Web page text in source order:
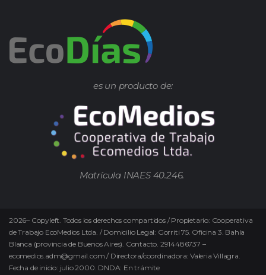
es un producto de:
Matrícula INAES 40.246.
2026– Copyleft. Todos los derechos compartidos / Propietario: Cooperativa
de Trabajo EcoMedios Ltda. / Domicilio Legal: Gorriti 75. Oficina 3. Bahía
Blanca (provincia de Buenos Aires). Contacto. 2914486737 –
ecomedios.adm@gmail.com / Directora/coordinadora: Valeria Villagra.
Fecha de inicio: julio 2000. DNDA: En trámite